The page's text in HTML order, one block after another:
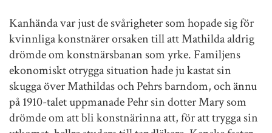
Kanhända var just de svårigheter som hopade sig för
kvinnliga konstnärer orsaken till att Mathilda aldrig
drömde om konstnärsbanan som yrke. Familjens
ekonomiskt otrygga situation hade ju kastat sin
skugga över Mathildas och Pehrs barndom, och ännu
på 1910-talet uppmanade Pehr sin dotter Mary som
drömde om att bli konstnärinna att, för att trygga sin